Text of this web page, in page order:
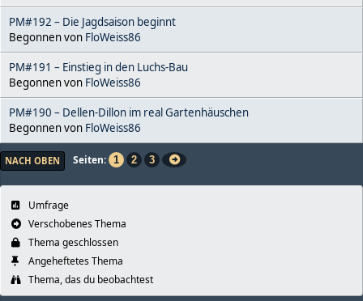
PM#192 – Die Jagdsaison beginnt
Begonnen von FloWeiss86
PM#191 – Einstieg in den Luchs-Bau
Begonnen von FloWeiss86
PM#190 – Dellen-Dillon im real Gartenhäuschen
Begonnen von FloWeiss86
NACH OBEN Seiten 1 2 3
Umfrage
Verschobenes Thema
Thema geschlossen
Angeheftetes Thema
Thema, das du beobachtest